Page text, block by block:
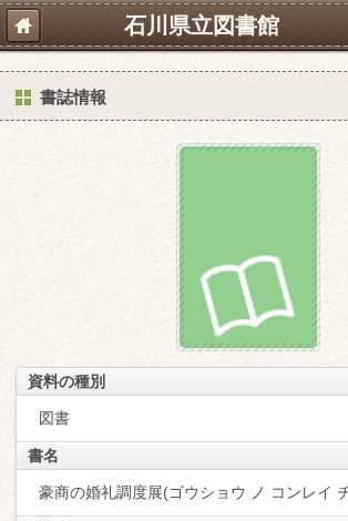
石川県立図書館
書誌情報
資料の種別
図書
書名
豪商の婚礼調度展(ゴウショウ ノ コンレイ